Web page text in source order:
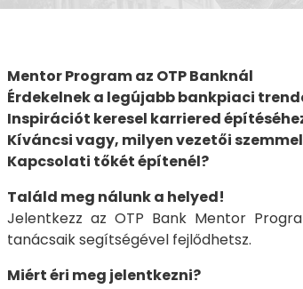
Mentor Program az OTP Banknál
Érdekelnek a legújabb bankpiaci
Inspirációt keresel karriered
Kíváncsi vagy, milyen vezetői
Kapcsolati tőkét építenél?
Találd meg nálunk a helyed!
Jelentkezz az OTP Bank Mentor
tanácsaik segítségével fejlődhetsz.
Miért éri meg jelentkezni?